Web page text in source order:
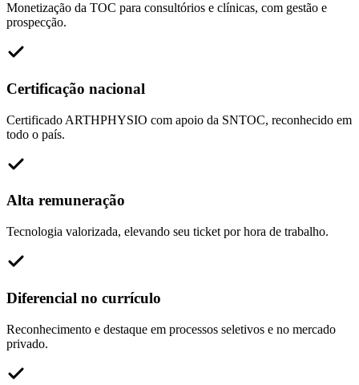
Monetização da TOC para consultórios e clínicas, com gestão e
prospecção.
Certificação nacional
Certificado ARTHPHYSIO com apoio da SNTOC, reconhecido em
todo o país.
Alta remuneração
Tecnologia valorizada, elevando seu ticket por hora de trabalho.
Diferencial no currículo
Reconhecimento e destaque em processos seletivos e no mercado
privado.